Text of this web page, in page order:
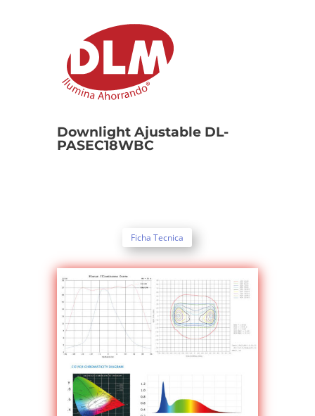
Downlight Ajustable DL-
PASEC18WBC
Ficha Tecnica